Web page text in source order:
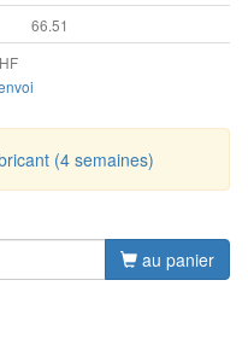
66.51
(4 semaines)
au panier